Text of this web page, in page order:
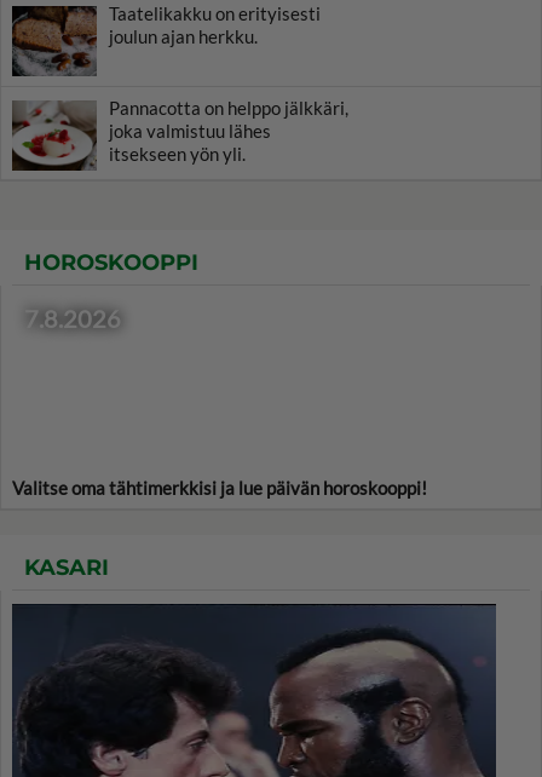
Taatelikakku on erityisesti
joulun ajan herkku.
Pannacotta on helppo jälkkäri,
joka valmistuu lähes
itsekseen yön yli.
HOROSKOOPPI
7.8.2026
Valitse oma tähtimerkkisi ja lue päivän horoskooppi!
KASARI